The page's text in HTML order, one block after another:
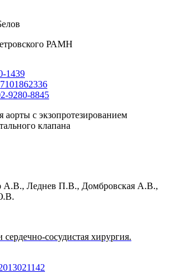
РАМН
1439
7101862336
9280-8845
аорты с экзопротезированием
клапана
А.В., Леднев П.В., Домбровская А.В.,
сосудистая хирургия.